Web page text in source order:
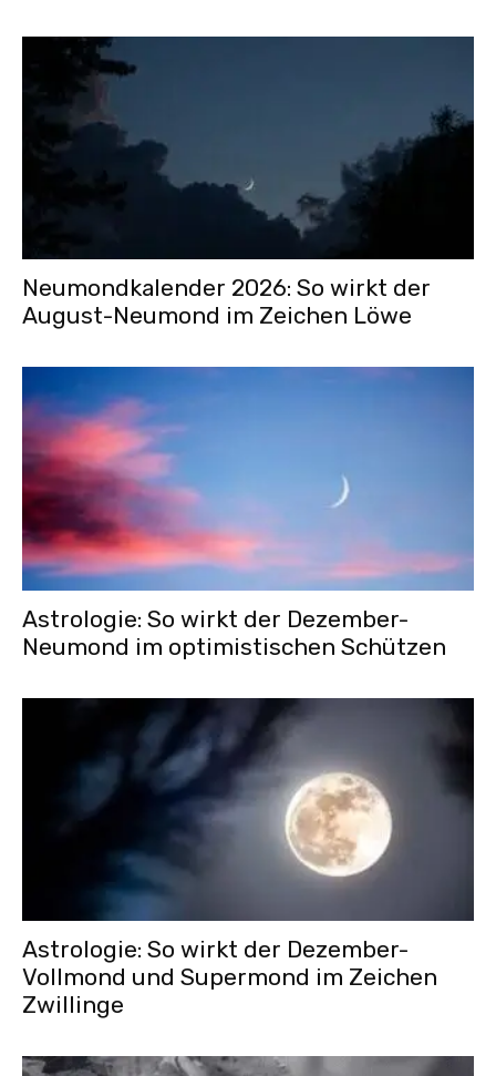
Neumondkalender 2026: So wirkt der
August-Neumond im Zeichen Löwe
Astrologie: So wirkt der Dezember-
Neumond im optimistischen Schützen
Astrologie: So wirkt der Dezember-
Vollmond und Supermond im Zeichen
Zwillinge